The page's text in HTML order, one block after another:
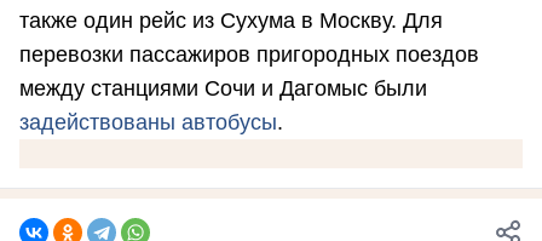
также один рейс из Сухума в Москву. Для
перевозки пассажиров пригородных поездов
между станциями Сочи и Дагомыс были
задействованы автобусы.